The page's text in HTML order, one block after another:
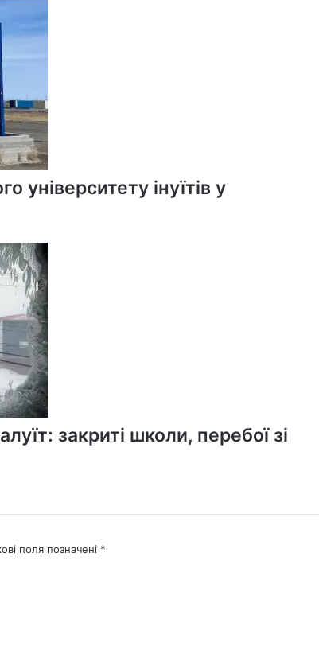
університету інуїтів у
закриті школи, перебої зі
поля позначені *